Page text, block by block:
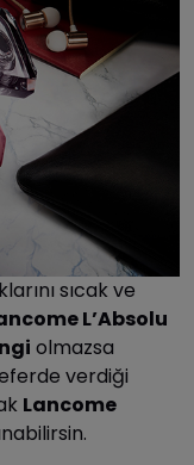
sıcak ve
L’Absolu
olmazsa
verdiği
Lancome